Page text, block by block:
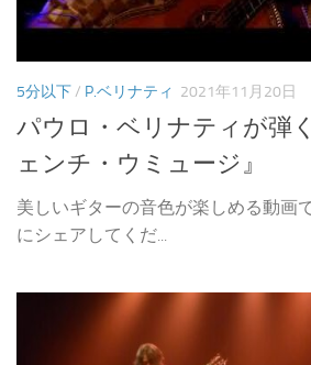
5分以下/ P.ベリナティ 2021年11月20日
パウロ・ベリナティが弾
ェンチ・ウミュージ』
美しいギターの音色が楽しめる動画
にシェアしてくだ...